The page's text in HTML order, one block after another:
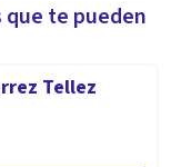
te pueden
Tellez